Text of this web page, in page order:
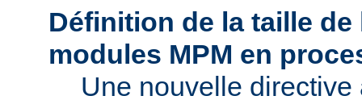
Définition de la taille
modules MPM en
Une nouvelle directive